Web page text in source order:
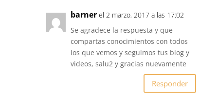
barner el 2 marzo, 2017 a las 17:02
Se agradece la respuesta y que
compartas conocimientos con todos
los que vemos y seguimos tus blog y
videos, salu2 y gracias nuevamente
Responder